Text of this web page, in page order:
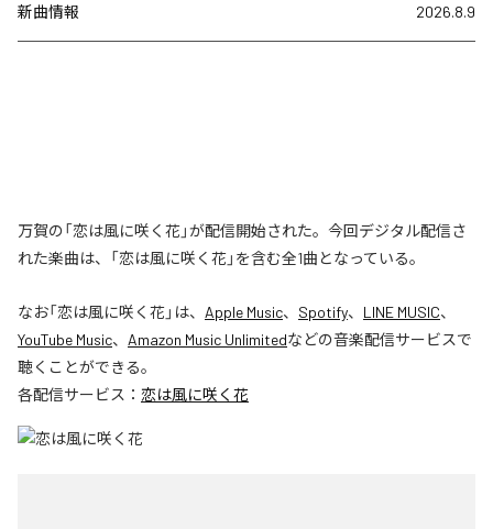
新曲情報 2026.8.9
万賀の「恋は風に咲く花」が配信開始された。今回デジタル配信さ
れた楽曲は、「恋は風に咲く花」を含む全1曲となっている。
なお「恋は風に咲く花」は、 Apple Music、 Spotify、 LINE MUSIC、
YouTube Music、 Amazon Music Unlimitedなどの音楽配信サービスで
聴くことができる。
各配信サービス： 恋は風に咲く花